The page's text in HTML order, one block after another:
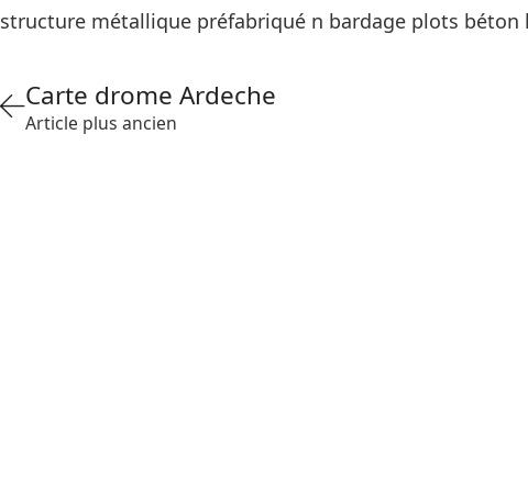
structure métallique préfabriqué n bardage plots béton
Carte drome Ardeche
Article plus ancien